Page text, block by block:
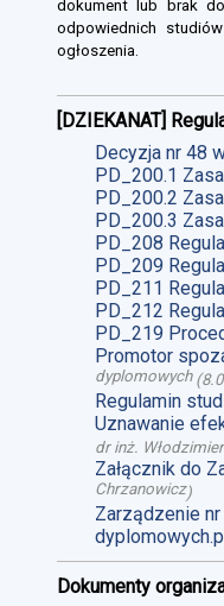
dokument lub brak
odpowiednich
ogłoszenia.
[DZIEKANAT]
Decyzja nr 48
PD_200.1
PD_200.2
PD_200.3
PD_208
PD_209
PD_211
PD_212
PD_219
Promotor
dyplomowych(
Regulamin
Uznawanie
dr inż.
Załącznik do
Chrzanowicz)
Zarządzenie
Dokumenty